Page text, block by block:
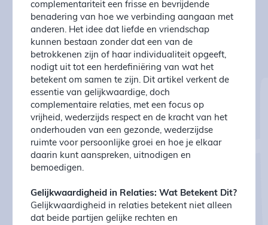
complementariteit een frisse en bevrijdende
benadering van hoe we verbinding aangaan met
anderen. Het idee dat liefde en vriendschap
kunnen bestaan zonder dat een van de
betrokkenen zijn of haar individualiteit opgeeft,
nodigt uit tot een herdefiniëring van wat het
betekent om samen te zijn. Dit artikel verkent de
essentie van gelijkwaardige, doch
complementaire relaties, met een focus op
vrijheid, wederzijds respect en de kracht van het
onderhouden van een gezonde, wederzijdse
ruimte voor persoonlijke groei en hoe je elkaar
daarin kunt aanspreken, uitnodigen en
bemoedigen.
Gelijkwaardigheid in Relaties: Wat Betekent Dit?
Gelijkwaardigheid in relaties betekent niet alleen
dat beide partijen gelijke rechten en